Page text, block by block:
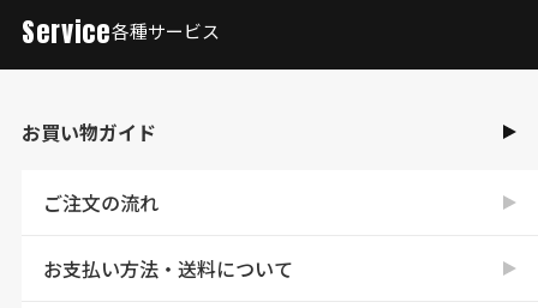
Service各種サービス
お買い物ガイド
ご注文の流れ
お支払い方法・送料について